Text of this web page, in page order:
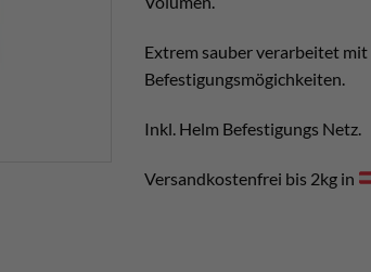
Extrem sauber verarbeitet mit
Befestigungsmögichkeiten.
Inkl. Helm Befestigungs Netz.
Versandkostenfrei bis 2kg in